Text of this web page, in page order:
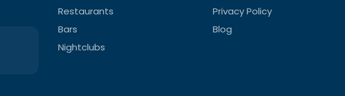
Restaurants
Bars
Nightclubs
Privacy Policy
Blog